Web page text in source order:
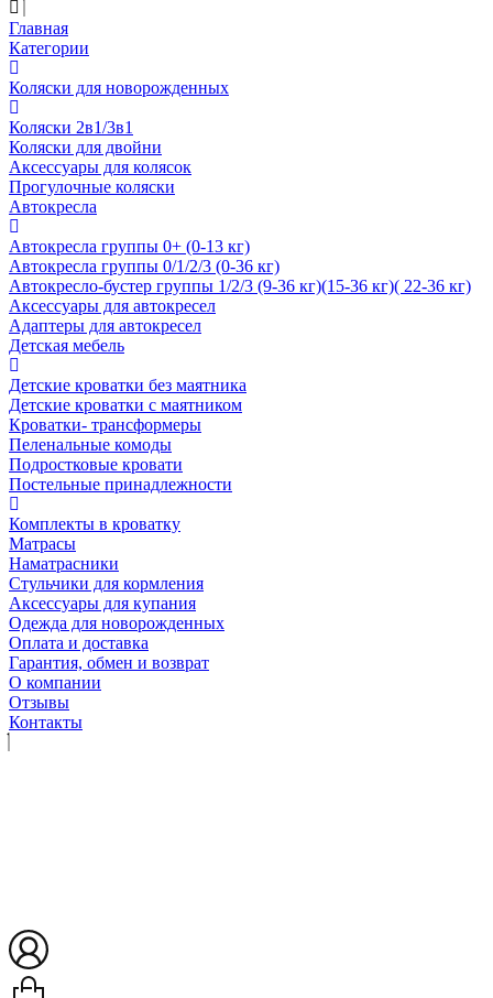
Главная
Категории
Коляски для новорожденных
Коляски 2в1/3в1
Коляски для двойни
Аксессуары для колясок
Прогулочные коляски
Автокресла
Автокресла группы 0+ (0-13 кг)
Автокресла группы 0/1/2/3 (0-36 кг)
Автокресло-бустер группы 1/2/3 (9-36 кг)(15-36 кг)( 22-36 кг)
Аксессуары для автокресел
Адаптеры для автокресел
Детская мебель
Детские кроватки без маятника
Детские кроватки с маятником
Кроватки- трансформеры
Пеленальные комоды
Подростковые кровати
Постельные принадлежности
Комплекты в кроватку
Матрасы
Наматрасники
Стульчики для кормления
Аксессуары для купания
Одежда для новорожденных
Оплата и доставка
Гарантия, обмен и возврат
О компании
Отзывы
Контакты